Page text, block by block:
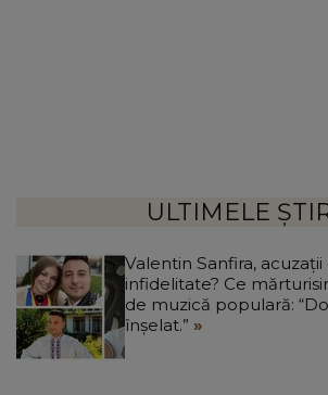
ULTIMELE
Valentin Sanfira,
infidelitate? Ce
de muzică populară:
înșelat.”